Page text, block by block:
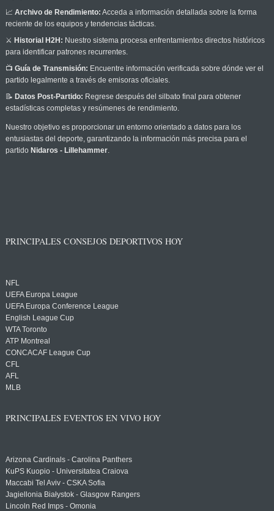
📈 Archivo de Rendimiento: Acceda a información detallada sobre la forma
reciente de los equipos y tendencias tácticas.
⚔️ Historial H2H: Nuestro sistema procesa enfrentamientos directos históricos
para identificar patrones recurrentes.
📺 Guía de Transmisión: Encuentre información verificada sobre dónde ver el
partido legalmente a través de emisoras oficiales.
📝 Datos Post-Partido: Regrese después del silbato final para obtener
estadísticas completas y resúmenes de rendimiento.
Nuestro objetivo es proporcionar un entorno orientado a datos para los
entusiastas del deporte, garantizando la información más precisa para el
partido Nidaros - Lillehammer.
PRINCIPALES CONSEJOS DEPORTIVOS HOY
NFL
UEFA Europa League
UEFA Europa Conference League
English League Cup
WTA Toronto
ATP Montreal
CONCACAF League Cup
CFL
AFL
MLB
PRINCIPALES EVENTOS EN VIVO HOY
Arizona Cardinals - Carolina Panthers
KuPS Kuopio - Universitatea Craiova
Maccabi Tel Aviv - CSKA Sofia
Jagiellonia Białystok - Glasgow Rangers
Lincoln Red Imps - Omonia